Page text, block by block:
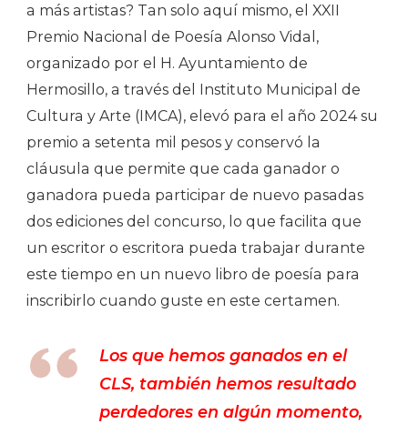
a más artistas? Tan solo aquí mismo, el XXII
Premio Nacional de Poesía Alonso Vidal,
organizado por el H. Ayuntamiento de
Hermosillo, a través del Instituto Municipal de
Cultura y Arte (IMCA), elevó para el año 2024 su
premio a setenta mil pesos y conservó la
cláusula que permite que cada ganador o
ganadora pueda participar de nuevo pasadas
dos ediciones del concurso, lo que facilita que
un escritor o escritora pueda trabajar durante
este tiempo en un nuevo libro de poesía para
inscribirlo cuando guste en este certamen.
Los que hemos ganados en el
CLS, también hemos resultado
perdedores en algún momento,